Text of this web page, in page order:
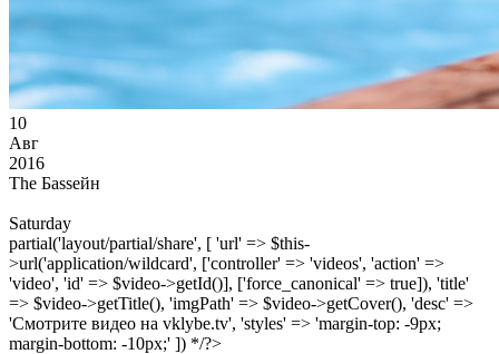
10
Авг
2016
The Баssейн
Saturday
partial('layout/partial/share', [ 'url' => $this-
>url('application/wildcard', ['controller' => 'videos', 'action' =>
'video', 'id' => $video->getId()], ['force_canonical' => true]), 'title'
=> $video->getTitle(), 'imgPath' => $video->getCover(), 'desc' =>
'Смотрите видео на vklybe.tv', 'styles' => 'margin-top: -9px;
margin-bottom: -10px;' ]) */?>